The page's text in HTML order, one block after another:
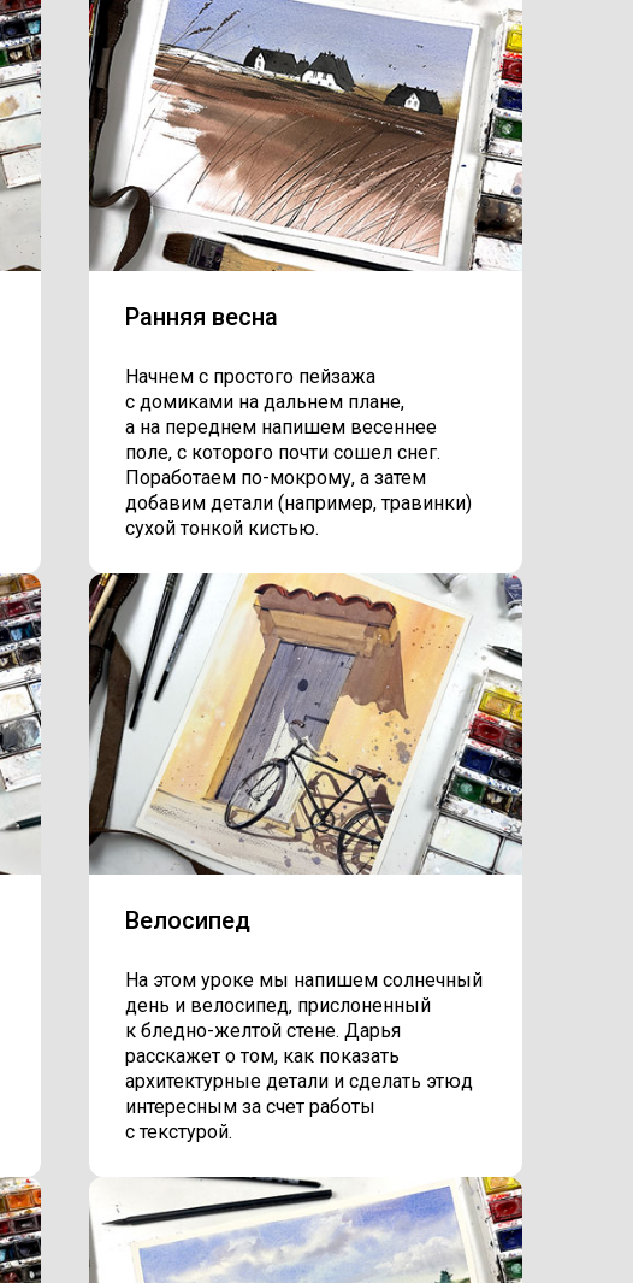
Ранняя весна
Начнем с простого пейзажа
с домиками на дальнем плане,
а на переднем напишем весеннее
поле, с которого почти сошел снег.
Поработаем по-мокрому, а затем
добавим детали (например, травинки)
сухой тонкой кистью.
Велосипед
На этом уроке мы напишем солнечный
день и велосипед, прислоненный
к бледно-желтой стене. Дарья
расскажет о том, как показать
архитектурные детали и сделать этюд
интересным за счет работы
с текстурой.